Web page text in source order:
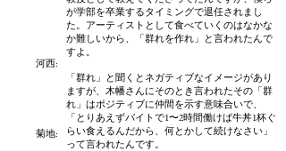
が学部を卒業するタイミングで退任されまし
た。アーティストとして食べていくのはなかな
か難しいから、「群れを作れ」と言われたんで
すよ。
「群れ」と聞くとネガティブなイメージがあり
ますが、木幡さんにそのとき言われたその「群
れ」はポジティブに仲間を示す意味合いで、
「とりあえずバイトで1〜2時間働けば牛丼1杯ぐ
らい食えるんだから、何とかして続けなさい」
って言われたんです。
菊地:
河西: